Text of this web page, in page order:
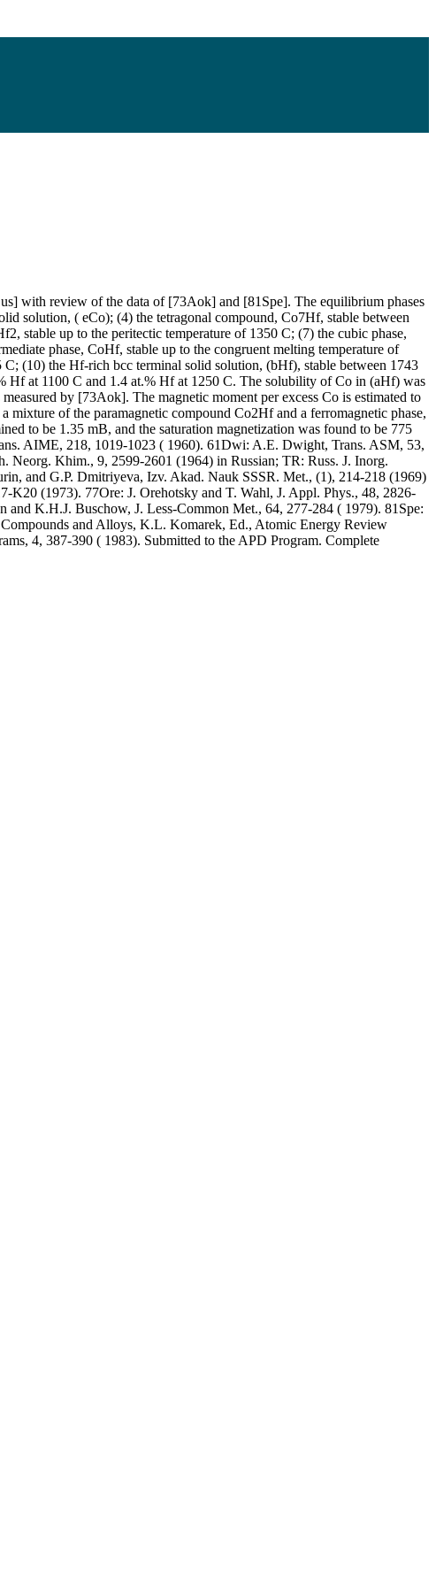
with review of the data of [73Aok] and [81Spe]. The equilibrium phases
solution, ( eCo); (4) the tetragonal compound, Co7Hf, stable between
stable up to the peritectic temperature of 1350 C; (7) the cubic phase,
phase, CoHf, stable up to the congruent melting temperature of
(10) the Hf-rich bcc terminal solid solution, (bHf), stable between 1743
Hf at 1100 C and 1.4 at.% Hf at 1250 C. The solubility of Co in (aHf) was
by [73Aok]. The magnetic moment per excess Co is estimated to
of the paramagnetic compound Co2Hf and a ferromagnetic phase,
to be 1.35 mB, and the saturation magnetization was found to be 775
AIME, 218, 1019-1023 ( 1960). 61Dwi: A.E. Dwight, Trans. ASM, 53,
Khim., 9, 2599-2601 (1964) in Russian; TR: Russ. J. Inorg.
and G.P. Dmitriyeva, Izv. Akad. Nauk SSSR. Met., (1), 214-218 (1969)
(1973). 77Ore: J. Orehotsky and T. Wahl, J. Appl. Phys., 48, 2826-
K.H.J. Buschow, J. Less-Common Met., 64, 277-284 ( 1979). 81Spe:
and Alloys, K.L. Komarek, Ed., Atomic Energy Review
4, 387-390 ( 1983). Submitted to the APD Program. Complete